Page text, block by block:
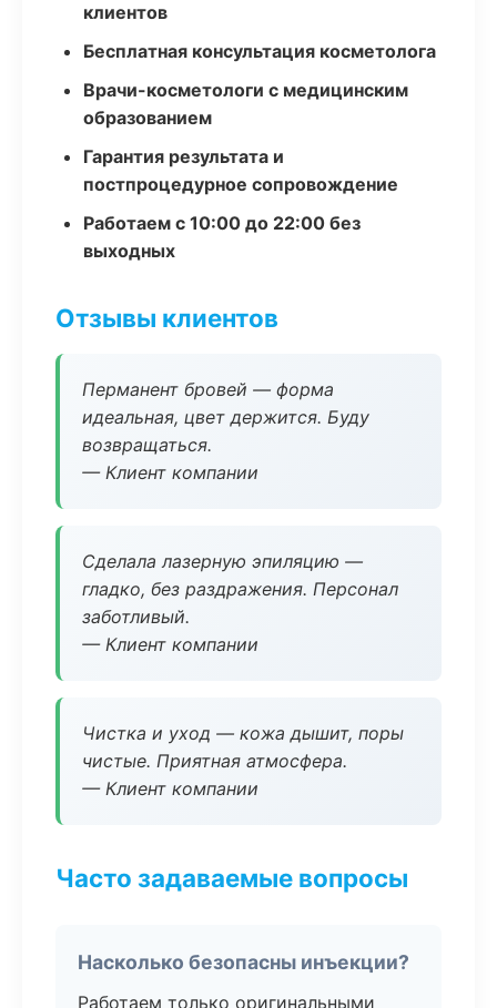
клиентов
Бесплатная консультация косметолога
Врачи-косметологи с медицинским
образованием
Гарантия результата и
постпроцедурное сопровождение
Работаем с 10:00 до 22:00 без
выходных
Отзывы клиентов
Перманент бровей — форма
идеальная, цвет держится. Буду
возвращаться.
— Клиент компании
Сделала лазерную эпиляцию —
гладко, без раздражения. Персонал
заботливый.
— Клиент компании
Чистка и уход — кожа дышит, поры
чистые. Приятная атмосфера.
— Клиент компании
Часто задаваемые вопросы
Насколько безопасны инъекции?
Работаем только оригинальными